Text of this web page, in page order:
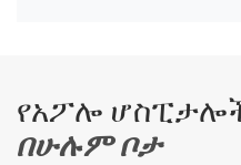
የአፖሎ
በሁሉም ቦታ